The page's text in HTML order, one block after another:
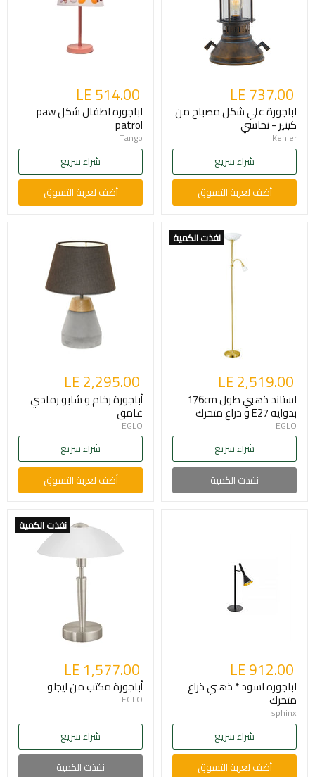
LE 737.00
اباجورة علي شكل مصباح من
كينير - نحاسي
Kenier
شراء سريع
أضف لعربة التسوق
LE 514.00
اباجوره اطفال شكل paw
patrol
Tango
شراء سريع
أضف لعربة التسوق
نفذت الكمية
LE 2,519.00
استاند ذهبي طول 176cm
بدوايه E27 و ذراع متحرك
EGLO
شراء سريع
نفذت الكمية
LE 2,295.00
أباجورة رخام و شابو رمادي
غامق
EGLO
شراء سريع
أضف لعربة التسوق
LE 912.00
اباجوره اسود * ذهبي ذراع
متحرك
sphinx
شراء سريع
أضف لعربة التسوق
نفذت الكمية
LE 1,577.00
أباجورة مكتب من ايجلو
EGLO
شراء سريع
نفذت الكمية